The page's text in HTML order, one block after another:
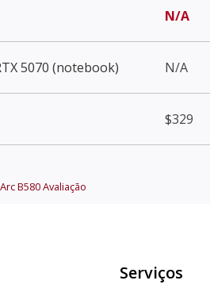
N/A
5070 (notebook) N/A
$329
B580Avaliação
Serviços